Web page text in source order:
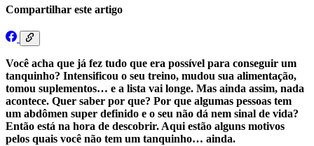
Compartilhar este artigo
Você acha que já fez tudo que era possível para conseguir um
tanquinho? Intensificou o seu treino, mudou sua alimentação,
tomou suplementos… e a lista vai longe. Mas ainda assim, nada
acontece. Quer saber por que? Por que algumas pessoas tem
um abdômen super definido e o seu não dá nem sinal de vida?
Então está na hora de descobrir. Aqui estão alguns motivos
pelos quais você não tem um tanquinho… ainda.